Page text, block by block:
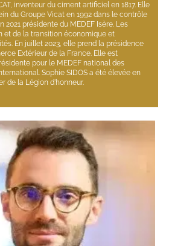
inventeur du ciment artificiel en 1817. Elle
du Groupe Vicat en 1992 dans le contrôle
2021 présidente du MEDEF Isère. Les
et de la transition économique et
En juillet 2023, elle prend la présidence
Extérieur de la France. Elle est
pour le MEDEF national des
Sophie SIDOS a été élevée en
de la Légion d'honneur.